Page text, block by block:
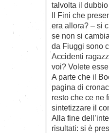
talvolta il
Il Fini che
era allora? – si
se non si
da Fiuggi sono
Accidenti
voi? Volete
A parte che il
pagina di
resto che ce ne
sintetizzare il
Alla fine
risultati: si è